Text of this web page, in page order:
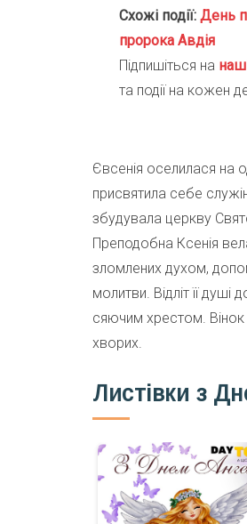
Схожі події: День
пророка Авдія
Підпишіться на
та події на кожен
Євсенія оселилася на
присвятила себе
збудувала церкву
Преподобна Ксенія
зломлених духом,
молитви. Відліт її
сяючим хрестом.
хворих.
Листівки з